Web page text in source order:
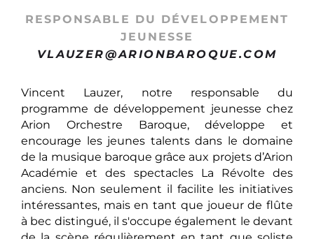
RESPONSABLE DU DÉVELOPPEMENT
JEUNESSE
VLAUZER@ARIONBAROQUE.COM
Vincent Lauzer, notre responsable du
programme de développement jeunesse chez
Arion Orchestre Baroque, développe et
encourage les jeunes talents dans le domaine
de la musique baroque grâce aux projets d’Arion
Académie et des spectacles La Révolte des
anciens. Non seulement il facilite les initiatives
intéressantes, mais en tant que joueur de flûte
à bec distingué, il s'occupe également le devant